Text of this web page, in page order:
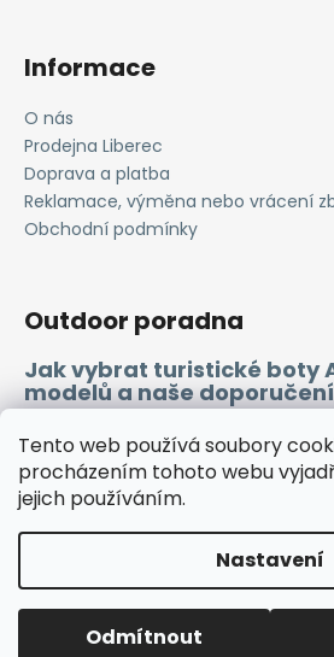
Tento web používá soubory
procházením tohoto webu
jejich používáním.
Nastavení
Odmítnout
Informace
O nás
Prodejna Liberec
Doprava a platba
Reklamace, výměna nebo vrácení
Obchodní podmínky
Outdoor poradna
Jak vybrat turistické boty
modelů a naše doporučení
Copyright 2026WINDSPORT .